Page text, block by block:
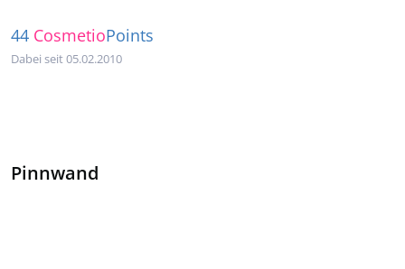
44 CosmetioPoints
Dabei seit 05.02.2010
Pinnwand